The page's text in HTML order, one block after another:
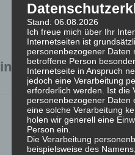
interstellar
Stand: 06.08.2026
Ich freue mich über Ihr
Internetseiten ist
personenbezogener Daten
betroffene Person
Internetseite in Anspruch
jedoch eine Verarbeitung
erforderlich werden. Ist die
personenbezogener Daten
eine solche Verarbeitung
holen wir generell eine
Person ein.
Die Verarbeitung
beispielsweise des